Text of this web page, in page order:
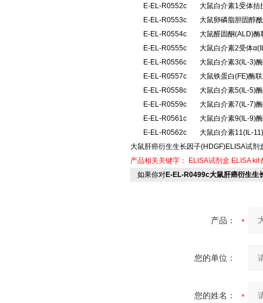
E-EL-R0552c
大鼠白介素1受体拮
E-EL-R0553c
大鼠卵磷脂胆固醇
E-EL-R0554c
大鼠醛固酮(ALD)
E-EL-R0555c
大鼠白介素2受体
E-EL-R0556c
大鼠白介素3(IL-3)
E-EL-R0557c
大鼠铁蛋白(FE)酶
E-EL-R0558c
大鼠白介素5(IL-5)
E-EL-R0559c
大鼠白介素7(IL-7)
E-EL-R0561c
大鼠白介素9(IL-9)
E-EL-R0562c
大鼠白介素11(IL-
大鼠肝癌衍生生长因子(HDGF)ELISA试剂
产品相关关键字：
ELISA试剂盒 ELISA kit
如果你对E-EL-R0499c大鼠肝癌衍生生
产品：
您的单位：
您的姓名：